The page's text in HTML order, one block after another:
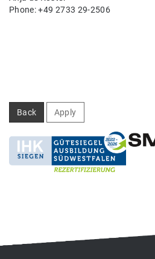
Phone: +49 2733 29-2506
Back Apply